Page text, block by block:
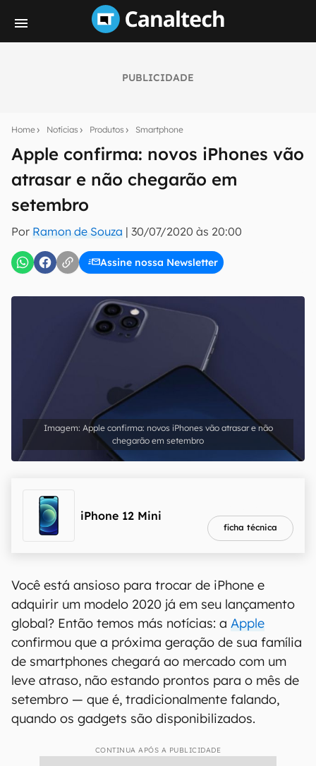
PUBLICIDADE
Home Notícias Produtos Smartphone
Apple confirma: novos iPhones vão
atrasar e não chegarão em
setembro
Por Ramon de Souza | 30/07/2020 às 20:00
Assine nossa Newsletter
notícias e reviews sobre tecnologia em primeira
mão.
E-mail
inscreva-se
Uso e Política de Privacidade do Canaltech.
Apple confirma: novos iPhones vão atrasar e não
chegarão em setembro
iPhone 12 Mini
ficha técnica
Você está ansioso para trocar de iPhone e
adquirir um modelo 2020 já em seu lançamento
global? Então temos más notícias: a Apple
confirmou que a próxima geração de sua família
de smartphones chegará ao mercado com um
leve atraso, não estando prontos para o mês de
setembro — que é, tradicionalmente falando,
quando os gadgets são disponibilizados.
CONTINUA APÓS A PUBLICIDADE